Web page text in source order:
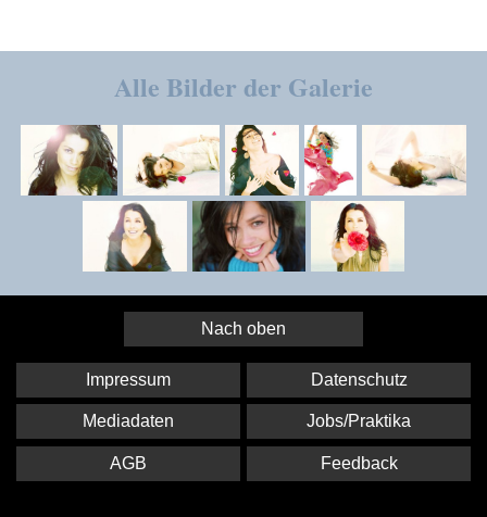
Alle Bilder der Galerie
Nach oben
Impressum Datenschutz
Mediadaten Jobs/Praktika
AGB Feedback